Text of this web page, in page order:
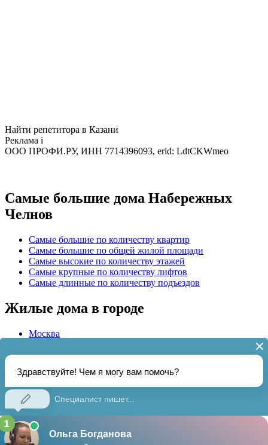
Найти репетитора в Казани
Реклама i
ООО ПРОФИ.РУ, ИНН 7714396093, erid: LdtCKWmeo
Самые большие дома Набережных
Челнов
Самые большие по количеству квартир
Самые большие по общей жилой площади
Самые высокие по количеству этажей
Самые крупные по количеству лифтов
Самые длинные по количеству подъездов
Жилые дома в городе
Москва
Уфа
Актуальная информация о 1357домах и
жилыми домами организациях ЖКХ Набережных Челнов на
01.08.2026
gorodchelny.ru • Жилые дома Набережных Челнов •